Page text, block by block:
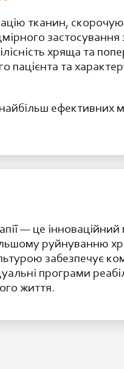
тканин,
хряща та
пацієнта та
ефективних
— це
руйнуванню
забезпечує
програми
життя.